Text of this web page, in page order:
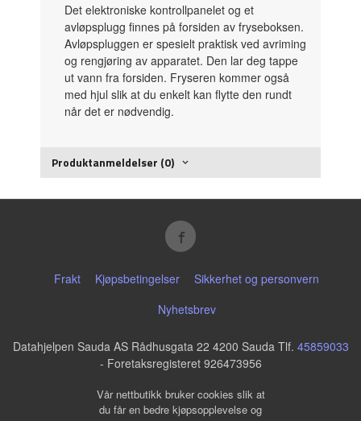
Det elektroniske kontrollpanelet og et
avløpsplugg finnes på forsiden av fryseboksen.
Avløpspluggen er spesielt praktisk ved avriming
og rengjøring av apparatet. Den lar deg tappe
ut vann fra forsiden. Fryseren kommer også
med hjul slik at du enkelt kan flytte den rundt
når det er nødvendig.
Produktanmeldelser (0)
Frakt Kjøpsbetingelser
Sikkerhet og personvern
Nyhetsbrev
Datahjelpen Sauda AS Rådhusgata 22 4200 Sauda Tlf. 45859033
- Foretaksregisteret 926473956
Vår nettbutikk bruker cookies slik at
du får en bedre kjøpsopplevelse og